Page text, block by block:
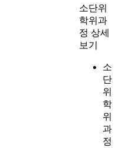
소단위
학위과
정 상세
보기
소
단
위
학
위
과
정